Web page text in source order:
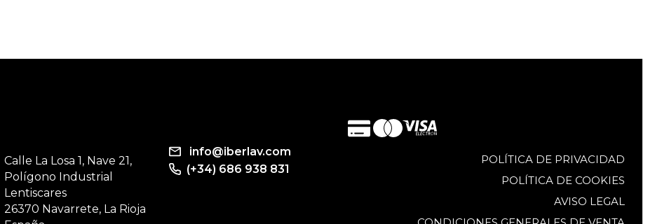
Calle La Losa 1, Nave 21,
Polígono Industrial
Lentiscares
26370 Navarrete, La Rioja
info@iberlav.com
(+34) 686 938 831
POLÍTICA DE PRIVACIDAD
POLÍTICA DE COOKIES
AVISO LEGAL